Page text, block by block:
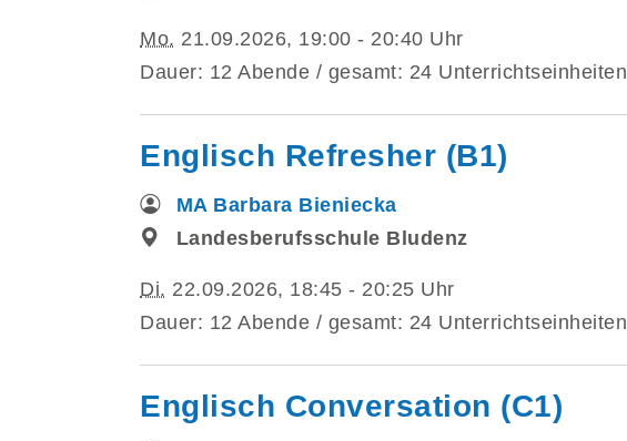
Mo. 21.09.2026, 19:00 - 20:40 Uhr
Dauer: 12 Abende / gesamt: 24 Unterrichtseinheiten
Englisch Refresher (B1)
MA Barbara Bieniecka
Landesberufsschule Bludenz
Di. 22.09.2026, 18:45 - 20:25 Uhr
Dauer: 12 Abende / gesamt: 24 Unterrichtseinheiten
Englisch Conversation (C1)